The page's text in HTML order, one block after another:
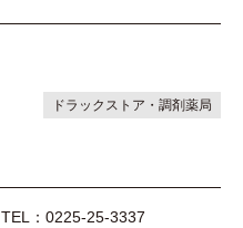
ドラックストア・調剤薬局
TEL：0225-25-3337